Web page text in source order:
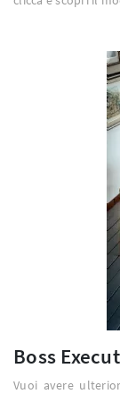
Boss
Vuoi avere